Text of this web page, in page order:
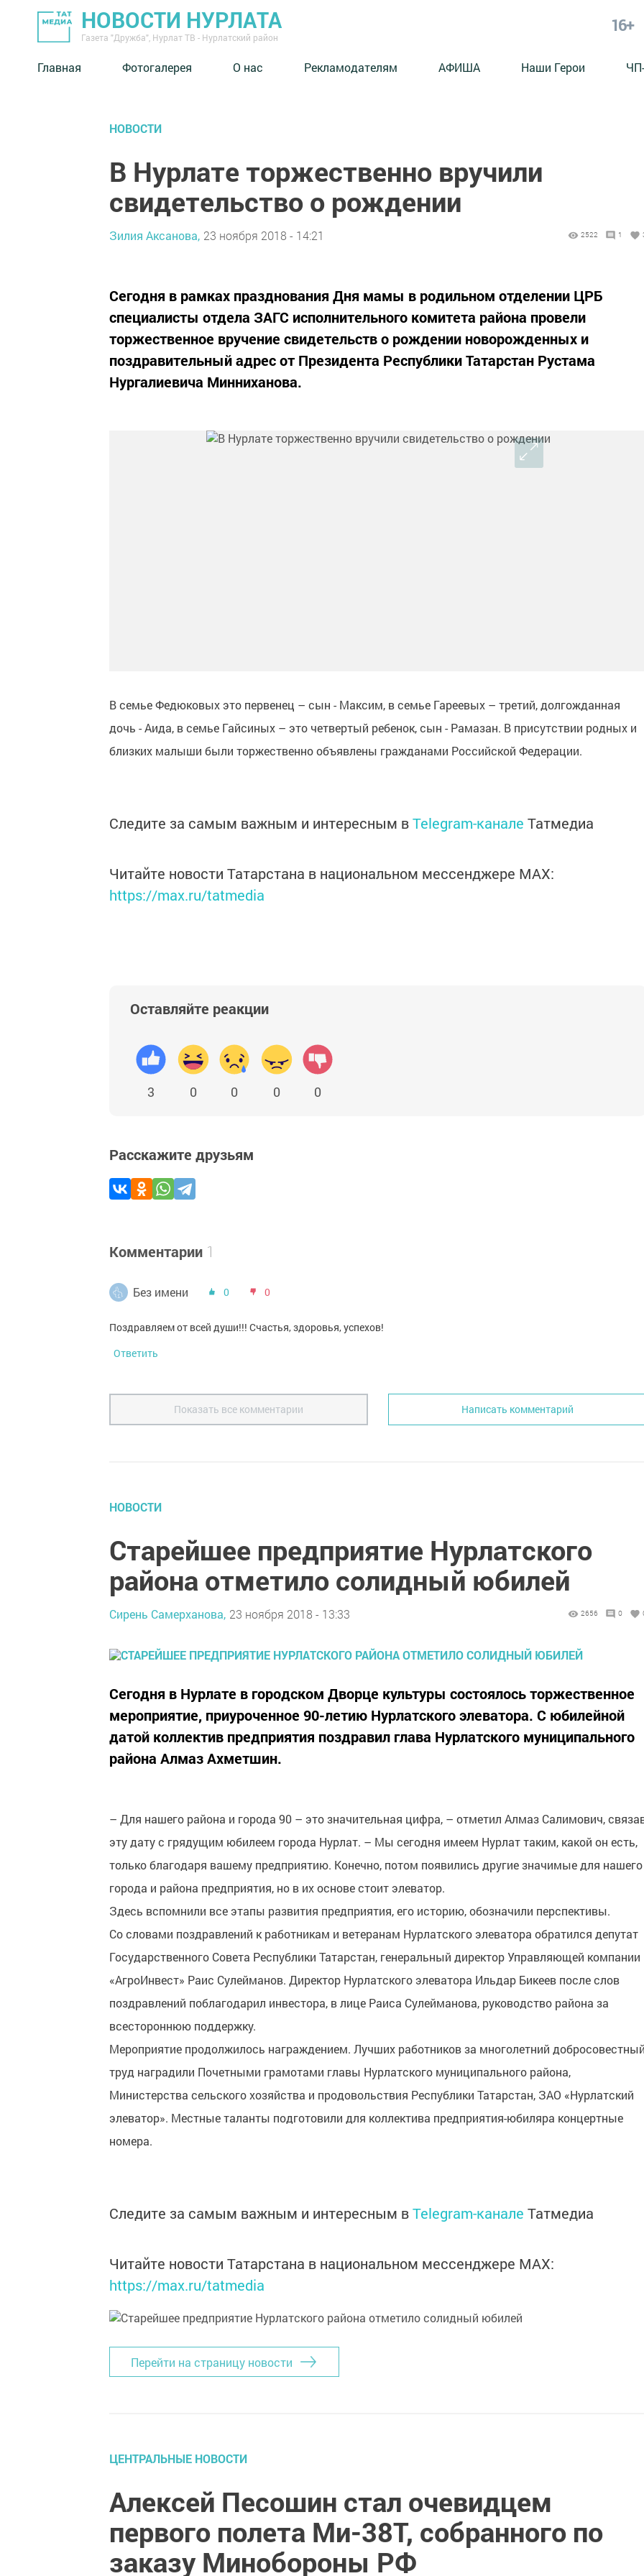
НОВОСТИ НУРЛАТА
Газета "Дружба", Нурлат ТВ - Нурлатский район
16+
Главная Фотогалерея О нас Рекламодателям АФИША Наши Герои
НОВОСТИ
В Нурлате торжественно вручили
свидетельство о рождении
Зилия Аксанова, 23 ноября 2018 - 14:21 2522 1
Сегодня в рамках празднования Дня мамы в родильном отделении ЦРБ
специалисты отдела ЗАГС исполнительного комитета района провели
торжественное вручение свидетельств о рождении новорожденных и
поздравительный адрес от Президента Республики Татарстан Рустама
Нургалиевича Минниханова.
В семье Федюковых это первенец – сын - Максим, в семье Гареевых – третий, долгожданная
дочь - Аида, в семье Гайсиных – это четвертый ребенок, сын - Рамазан. В присутствии родных и
близких малыши были торжественно объявлены гражданами Российской Федерации.
Следите за самым важным и интересным вTelegram-канале Татмедиа
Читайте новости Татарстана в национальном мессенджере MАХ:
https://max.ru/tatmedia
Оставляйте реакции
3 0 0 0 0
Расскажите друзьям
Комментарии 1
Без имени 0 0
Поздравляем от всей души!!! Счастья, здоровья, успехов!
Ответить
Показать все комментарии Написать комментарий
НОВОСТИ
Старейшее предприятие Нурлатского
района отметило солидный юбилей
Сирень Самерханова, 23 ноября 2018 - 13:33 2656 0
Сегодня в Нурлате в городском Дворце культуры состоялось торжественное
мероприятие, приуроченное 90-летию Нурлатского элеватора. С юбилейной
датой коллектив предприятия поздравил глава Нурлатского муниципального
района Алмаз Ахметшин.
– Для нашего района и города 90 – это значительная цифра, – отметил Алмаз Салимович,
эту дату с грядущим юбилеем города Нурлат. – Мы сегодня имеем Нурлат таким, какой он есть,
только благодаря вашему предприятию. Конечно, потом появились другие значимые для нашего
города и района предприятия, но в их основе стоит элеватор.
Здесь вспомнили все этапы развития предприятия, его историю, обозначили перспективы.
Со словами поздравлений к работникам и ветеранам Нурлатского элеватора обратился депутат
Государственного Совета Республики Татарстан, генеральный директор Управляющей компании
«АгроИнвест» Раис Сулейманов. Директор Нурлатского элеватора Ильдар Бикеев после слов
поздравлений поблагодарил инвестора, в лице Раиса Сулейманова, руководство района за
всестороннюю поддержку.
Мероприятие продолжилось награждением. Лучших работников за многолетний
труд наградили Почетными грамотами главы Нурлатского муниципального района,
Министерства сельского хозяйства и продовольствия Республики Татарстан, ЗАО «Нурлатский
элеватор». Местные таланты подготовили для коллектива предприятия-юбиляра концертные
номера.
Следите за самым важным и интересным вTelegram-канале Татмедиа
Читайте новости Татарстана в национальном мессенджере MАХ:
https://max.ru/tatmedia
Перейти на страницу новости
ЦЕНТРАЛЬНЫЕ НОВОСТИ
Алексей Песошин стал очевидцем
первого полета Ми-38Т, собранного по
заказу Минобороны РФ